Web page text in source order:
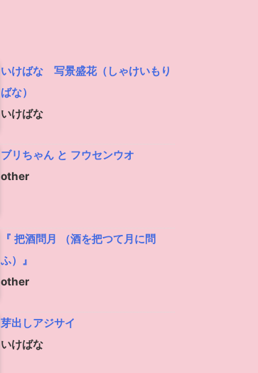
いけばな 写景盛花（しゃけいもり
ばな）
いけばな
ブリちゃん と フウセンウオ
other
『 把酒問月 （酒を把つて月に問
ふ）』
other
芽出しアジサイ
いけばな